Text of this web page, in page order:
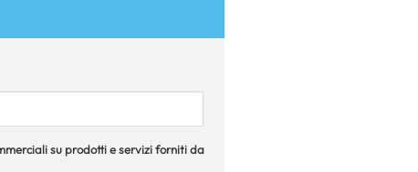
su prodotti e servizi forniti da